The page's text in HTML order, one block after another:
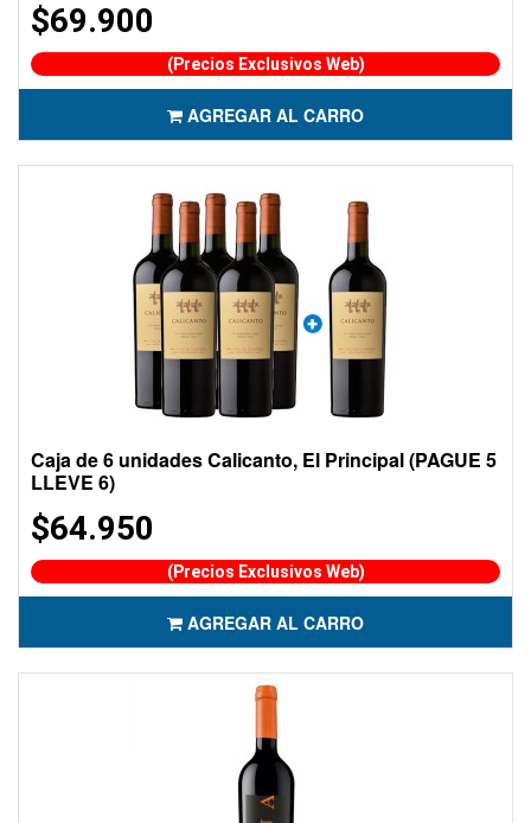
$69.900
(Precios Exclusivos Web)
AGREGAR AL CARRO
Caja de 6 unidades Calicanto, El Principal (PAGUE 5
LLEVE 6)
$64.950
(Precios Exclusivos Web)
AGREGAR AL CARRO